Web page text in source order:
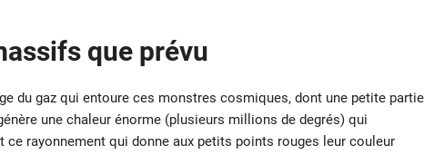
que prévu
du gaz qui entoure ces monstres cosmiques, dont une petite partie
une chaleur énorme (plusieurs millions de degrés) qui
ce rayonnement qui donne aux petits points rouges leur couleur